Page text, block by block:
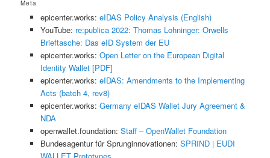
Meta
epicenter.works: eIDAS Policy Analysis (English)
YouTube: re:publica 2022: Thomas Lohninger: Orwells
Brieftasche: Das eID System der EU
epicenter.works: Open Letter on the European Digital
Identity Wallet [PDF]
epicenter.works: eIDAS: Amendments to the Implementing
Acts (batch 4, rev8)
epicenter.works: Germany eIDAS Wallet Jury Agreement &
NDA
openwallet.foundation: Staff – OpenWallet Foundation
Bundesagentur für Sprunginnovationen: SPRIND | EUDI